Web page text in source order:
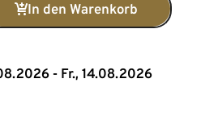
In den Warenkorb
- Fr., 14.08.2026